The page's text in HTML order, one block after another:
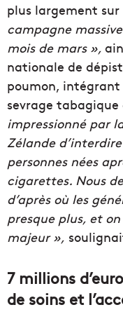
plus largement
campagne
mois de mars »,
nationale de
poumon,
sevrage tabagique
impressionné par
Zélande
personnes nées
cigarettes. Nous
d’après où les
presque plus, et
majeur »,
7 millions
de soins et